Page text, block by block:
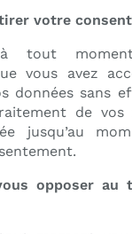
votre
à tout
vous avez
données sans
de vos
jusqu’au
opposer au